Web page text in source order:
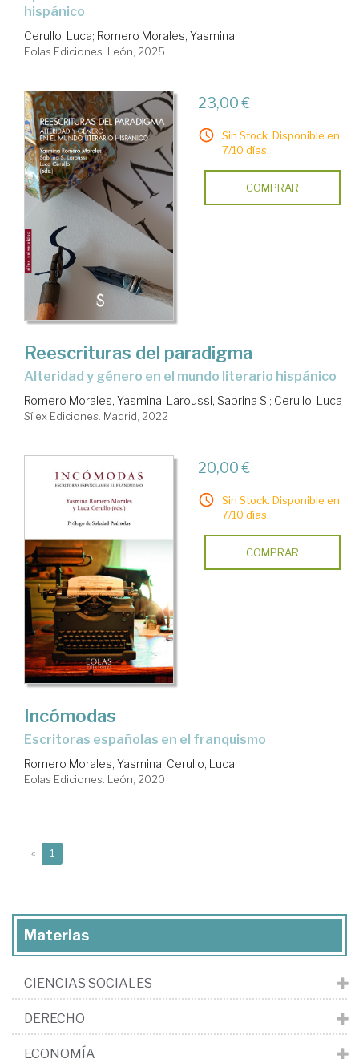
hispánico
Cerullo, Luca; Romero Morales, Yasmina
Eolas Ediciones. León, 2025
23,00 €
Sin Stock. Disponible en
7/10 días.
COMPRAR
Reescrituras del paradigma
alteridad y género en el mundo literario hispánico
Romero Morales, Yasmina; Laroussi, Sabrina S.; Cerullo, Luca
Sílex Ediciones. Madrid, 2022
20,00 €
Sin Stock. Disponible en
7/10 días.
COMPRAR
Incómodas
Escritoras españolas en el franquismo
Romero Morales, Yasmina; Cerullo, Luca
Eolas Ediciones. León, 2020
« 1
Materias
CIENCIAS SOCIALES
DERECHO
ECONOMÍA